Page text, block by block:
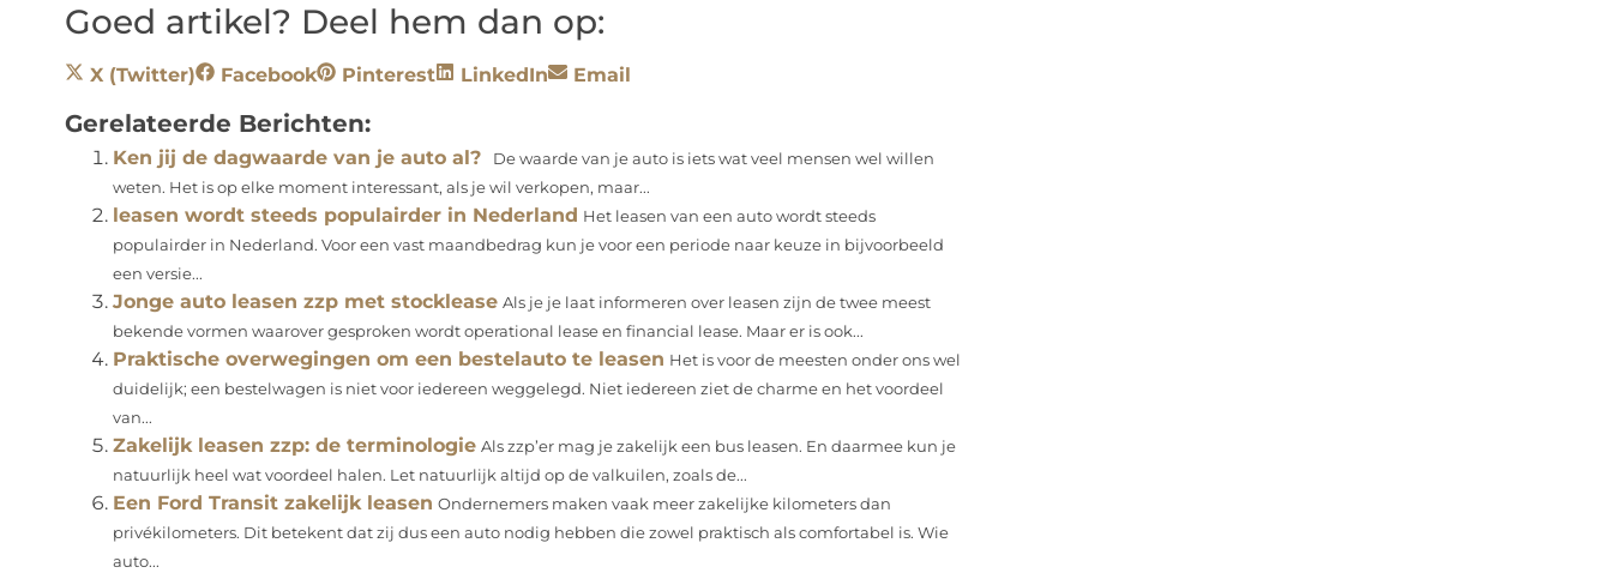
Goed artikel? Deel hem dan op:
X (Twitter) Facebook Pinterest LinkedIn Email
Gerelateerde Berichten:
Ken jij de dagwaarde van je auto al?
De waarde van je auto is iets wat veel mensen wel willen
weten. Het is op elke moment interessant, als je wil verkopen, maar...
leasen wordt steeds populairder in Nederland Het leasen van een auto wordt steeds
populairder in Nederland. Voor een vast maandbedrag kun je voor een periode naar keuze in bijvoorbeeld
een versie...
Jonge auto leasen zzp met stocklease Als je je laat informeren over leasen zijn de twee meest
bekende vormen waarover gesproken wordt operational lease en financial lease. Maar er is ook...
Praktische overwegingen om een bestelauto te leasen Het is voor de meesten onder ons wel
duidelijk; een bestelwagen is niet voor iedereen weggelegd. Niet iedereen ziet de charme en het voordeel
van...
Zakelijk leasen zzp: de terminologie Als zzp’er mag je zakelijk een bus leasen. En daarmee kun je
natuurlijk heel wat voordeel halen. Let natuurlijk altijd op de valkuilen, zoals de...
Een Ford Transit zakelijk leasen Ondernemers maken vaak meer zakelijke kilometers dan
privékilometers. Dit betekent dat zij dus een auto nodig hebben die zowel praktisch als comfortabel is. Wie
auto...